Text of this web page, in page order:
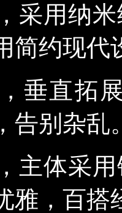
采用纳
简约现代
垂直拓
告别杂乱
主体采
雅，百搭